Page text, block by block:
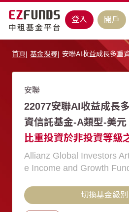
登入 開戶
首頁 基金搜尋 安聯AI收益成長多重
安聯
22077安聯AI收益成長
資信託基金-A類型-美元
比重投資於非投資等級
Allianz Global Investors
e Income and Growth
切換基金級別